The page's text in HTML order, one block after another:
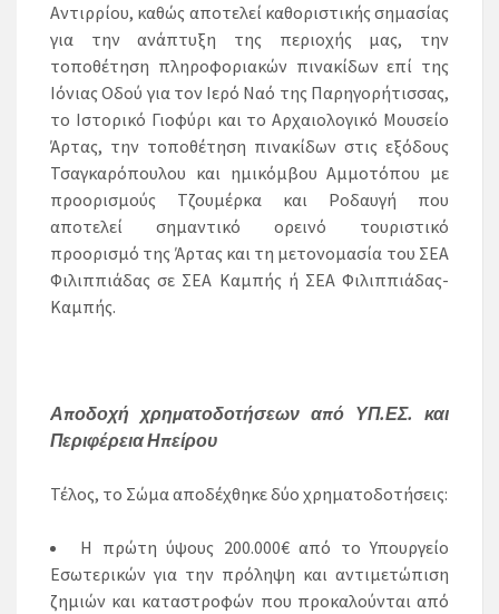
Αντιρρίου, καθώς αποτελεί καθοριστικής σημασίας
για την ανάπτυξη της περιοχής μας, την
τοποθέτηση πληροφοριακών πινακίδων επί της
Ιόνιας Οδού για τον Ιερό Ναό της Παρηγορήτισσας,
το Ιστορικό Γιοφύρι και το Αρχαιολογικό Μουσείο
Άρτας, την τοποθέτηση πινακίδων στις εξόδους
Τσαγκαρόπουλου και ημικόμβου Αμμοτόπου με
προορισμούς Τζουμέρκα και Ροδαυγή που
αποτελεί σημαντικό ορεινό τουριστικό
προορισμό της Άρτας και τη μετονομασία του ΣΕΑ
Φιλιππιάδας σε ΣΕΑ Καμπής ή ΣΕΑ Φιλιππιάδας-
Καμπής.
Αποδοχή χρηματοδοτήσεων από ΥΠ.ΕΣ. και
Περιφέρεια Ηπείρου
Τέλος, το Σώμα αποδέχθηκε δύο χρηματοδοτήσεις:
Η πρώτη ύψους 200.000€ από το Υπουργείο
Εσωτερικών για την πρόληψη και αντιμετώπιση
ζημιών και καταστροφών που προκαλούνται από